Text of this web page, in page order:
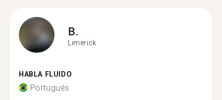
B.
Limerick
HABLA FLUIDO
Portugués